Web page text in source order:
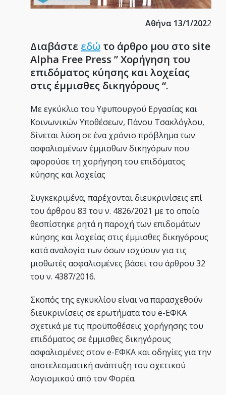
Αθήνα 13/1/2022
Διαβάστε εδώ το άρθρο μου στο site
Alpha Free Press ” Χορήγηση του
επιδόματος κύησης και λοχείας
στις έμμισθες δικηγόρους “.
Με εγκύκλιο του Υφυπουργού Εργασίας και
Κοινωνικών Υποθέσεων, Πάνου Τσακλόγλου,
δίνεται λύση σε ένα χρόνιο πρόβλημα των
ασφαλισμένων έμμισθων δικηγόρων που
αφορούσε τη χορήγηση του επιδόματος
κύησης και λοχείας
Συγκεκριμένα, παρέχονται διευκρινίσεις επί
του άρθρου 83 του ν. 4826/2021 με το οποίο
θεσπίστηκε ρητά η παροχή των επιδομάτων
κύησης και λοχείας στις έμμισθες δικηγόρους
κατά αναλογία των όσων ισχύουν για τις
μισθωτές ασφαλισμένες βάσει του άρθρου 32
του ν. 4387/2016.
Σκοπός της εγκυκλίου είναι να παρασχεθούν
διευκρινίσεις σε ερωτήματα του e-ΕΦΚΑ
σχετικά με τις προϋποθέσεις χορήγησης του
επιδόματος σε έμμισθες δικηγόρους
ασφαλισμένες στον e-ΕΦΚΑ και οδηγίες για την
αποτελεσματική ανάπτυξη του σχετικού
λογισμικού από τον Φορέα.